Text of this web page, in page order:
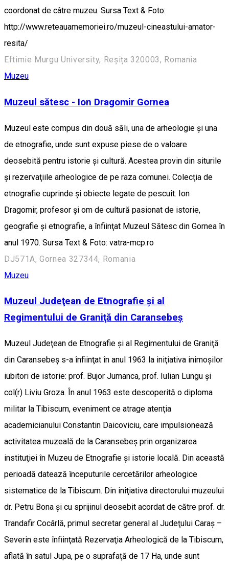
coordonat de câtre muzeu. Sursa Text & Foto:
http://www.reteauamemoriei.ro/muzeul-cineastului-amator-
resita/
Eftimie Murgu University, Reșița 320003, Romania
Muzeu
Muzeul sătesc - Ion Dragomir Gornea
Muzeul este compus din două săli, una de arheologie şi una
de etnografie, unde sunt expuse piese de o valoare
deosebită pentru istorie şi cultură. Acestea provin din siturile
şi rezervaţiile arheologice de pe raza comunei. Colecţia de
etnografie cuprinde şi obiecte legate de pescuit. Ion
Dragomir, profesor şi om de cultură pasionat de istorie,
geografie şi etnografie, a înfiinţat Muzeul Sătesc din Gornea în
anul 1970. Sursa Text & Foto: vatra-mcp.ro
DJ571A, Gornea 327344, Romania
Muzeu
Muzeul Judeţean de Etnografie şi al
Regimentului de Graniţă din Caransebeş
Muzeul Judeţean de Etnografie şi al Regimentului de Graniţă
din Caransebeş s-a înfiinţat în anul 1963 la iniţiativa inimoşilor
iubitori de istorie: prof. Bujor Jumanca, prof. Iulian Lungu şi
col(r) Liviu Groza. În anul 1963 este descoperită o diploma
militar la Tibiscum, eveniment ce atrage atenţia
academicianului Constantin Daicoviciu, care impulsionează
activitatea muzeală de la Caransebeş prin organizarea
instituţiei în Muzeu de Etnografie şi istorie locală. Din această
perioadă datează începuturile cercetărilor arheologice
sistematice de la Tibiscum. Din iniţiativa directorului muzeului
dr. Petru Bona şi cu sprijinul deosebit acordat de către prof. dr.
Trandafir Cocârlă, primul secretar general al Judeţului Caraş –
Severin este înfiinţată Rezervaţia Arheologică de la Tibiscum,
aflată în satul Jupa, pe o suprafaţă de 17 Ha, unde sunt